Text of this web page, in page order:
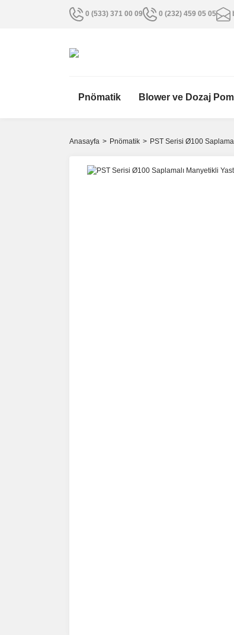
0 (533) 371 00 09 0 (232) 459 05 05
Pnömatik Blower ve Dozaj
Anasayfa Pnömatik PST Serisi Ø100